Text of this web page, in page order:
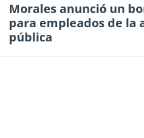
Morales anunció un
para empleados de la
pública